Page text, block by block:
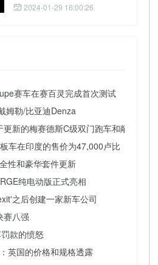
2024-01-29 16:00:26
赛车在赛百灵完成首次测试
姆勒/比亚迪Denza
新的梅赛德斯C级双门跑车和敞蓬车
车在印度的售价为47,000卢比
性和豪华套件更新
纯电动版正式亮相
之后创建一家新车公司
赛八强
款的愤怒
英国的价格和规格透露